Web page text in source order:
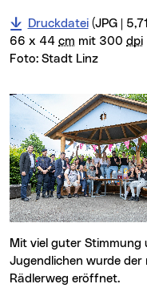
Druckdatei(JPG | 5,71
66 x 44 cm mit 300 dpi
Foto: Stadt Linz
Mit viel guter Stimmung und gemeinsam mit den
Jugendlichen wurde der
Rädlerweg eröffnet.